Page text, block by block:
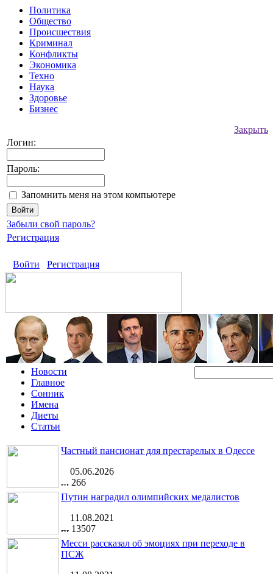
Политика
Общество
Происшествия
Криминал
Конфликты
Экономика
Техно
Наука
Здоровье
Бизнес
Закрыть
Логин:
Пароль:
Запомнить меня на этом компьютере
Забыли свой пароль?
Регистрация
Войти Регистрация
Новости
Главное
Сонник
Имена
Диеты
Статьи
Частный пансионат для престарелых в Одессе
05.06.2026
266
Путин наградил олимпийских медалистов
11.08.2021
13507
Месси рассказал об эмоциях при переходе в
ПСЖ